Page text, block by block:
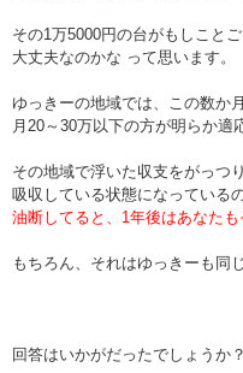
その1万5000円の台がもしこと
大丈夫なのかな って思います。
ゆっきーの地域では、この数か
月20～30万以下の方が明らか適
その地域で浮いた収支をがっつ
吸収している状態になっている
油断してると、1年後はあなた
もちろん、それはゆっきーも同
回答はいかがだったでしょうか？